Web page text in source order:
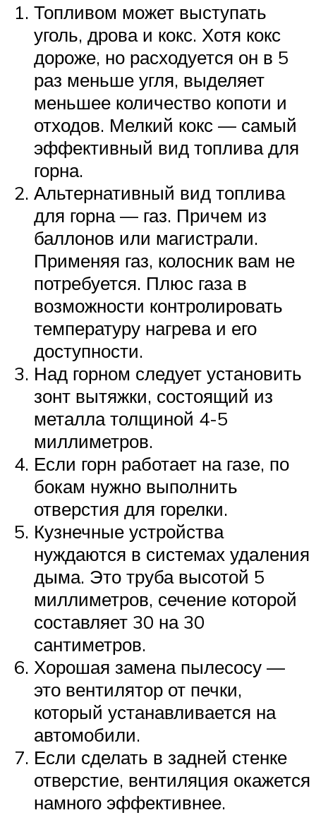
Топливом может выступать
уголь, дрова и кокс. Хотя кокс
дороже, но расходуется он в 5
раз меньше угля, выделяет
меньшее количество копоти и
отходов. Мелкий кокс — самый
эффективный вид топлива для
горна.
Альтернативный вид топлива
для горна — газ. Причем из
баллонов или магистрали.
Применяя газ, колосник вам не
потребуется. Плюс газа в
возможности контролировать
температуру нагрева и его
доступности.
Над горном следует установить
зонт вытяжки, состоящий из
металла толщиной 4-5
миллиметров.
Если горн работает на газе, по
бокам нужно выполнить
отверстия для горелки.
Кузнечные устройства
нуждаются в системах удаления
дыма. Это труба высотой 5
миллиметров, сечение которой
составляет 30 на 30
сантиметров.
Хорошая замена пылесосу —
это вентилятор от печки,
который устанавливается на
автомобили.
Если сделать в задней стенке
отверстие, вентиляция окажется
намного эффективнее.